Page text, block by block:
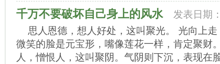
千万不要破坏自己身上的风水
发表日期
思人恩德，想人好处，这叫聚光。 光向上
微笑的脸是元宝形，嘴像莲花一样，肯定聚财
人，憎恨人，这叫聚阴。气阴则下沉，表现在